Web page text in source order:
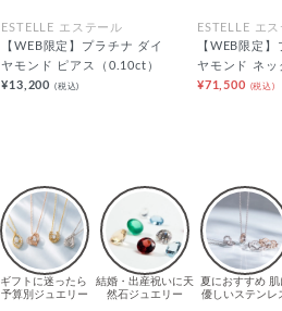
ESTELLE エステール
【WEB限定】プラチナ ダイ
ヤモンド ピアス（0.10ct）
¥13,200 (税込)
ESTELLE エ
【WEB限定
ヤモンド ネッ
¥71,500 (税込)